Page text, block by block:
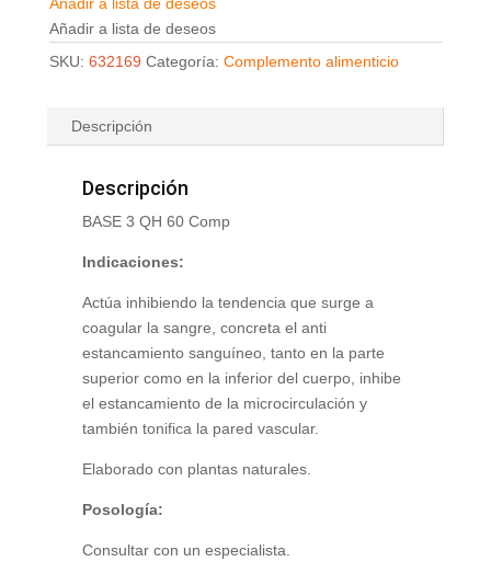
Añadir a lista de deseos
Añadir a lista de deseos
SKU: 632169 Categoría: Complemento alimenticio
Descripción
Descripción
BASE 3 QH 60 Comp
Indicaciones:
Actúa inhibiendo la tendencia que surge a
coagular la sangre, concreta el anti
estancamiento sanguíneo, tanto en la parte
superior como en la inferior del cuerpo, inhibe
el estancamiento de la microcirculación y
también tonifica la pared vascular.
Elaborado con plantas naturales.
Posología:
Consultar con un especialista.